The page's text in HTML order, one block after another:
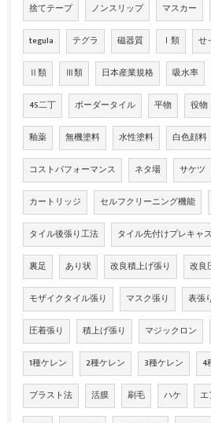
捨てテープ ノンスリップ マスカー
tegula テグラ 磁器質 Ⅰ類 せ
Ⅱ類 Ⅲ類 日本産業規格 吸水率
45二丁 ボーダータイル 平物 役物
釉薬 無機塗料 水性塗料 白色顔料
コストパフォーマンス ネタ場 サケツ
カートリッジ セルフクリーニング機能
タイル後張り工法 タイル先付けプレキャ
裏足 あり状 改良積上げ張り 改良
モザイクタイル張り マスク張り 表張
圧着張り 積上げ張り マジックロン
1種ケレン 2種ケレン 3種ケレン 4
ブラスト法 活膜 刷毛 ハケ エ